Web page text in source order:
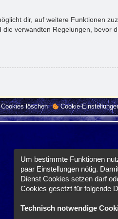
dir, auf weitere Funktionen
verwandten Regelungen, bevor
Cookie-
löschen
Um bestimmte Funktionen
paar Einstellungen nötig.
Dienst Cookies setzen darf
Cookies gesetzt für folgende
Technisch notwendige